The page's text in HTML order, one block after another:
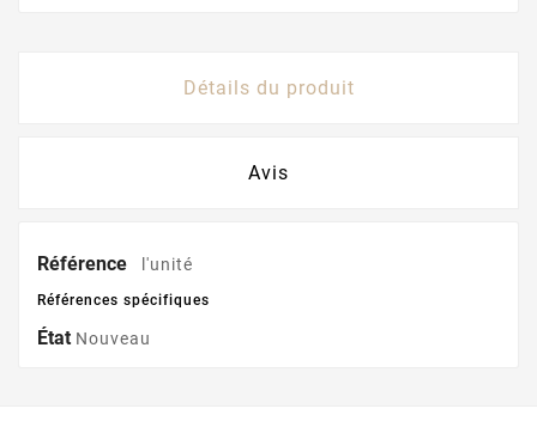
Détails du produit
Avis
Référence l'unité
Références spécifiques
État Nouveau